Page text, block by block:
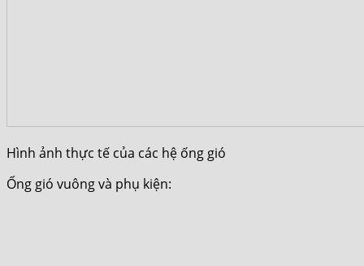
Hình ảnh thực tế của các hệ ống gió
Ống gió vuông và phụ kiện: